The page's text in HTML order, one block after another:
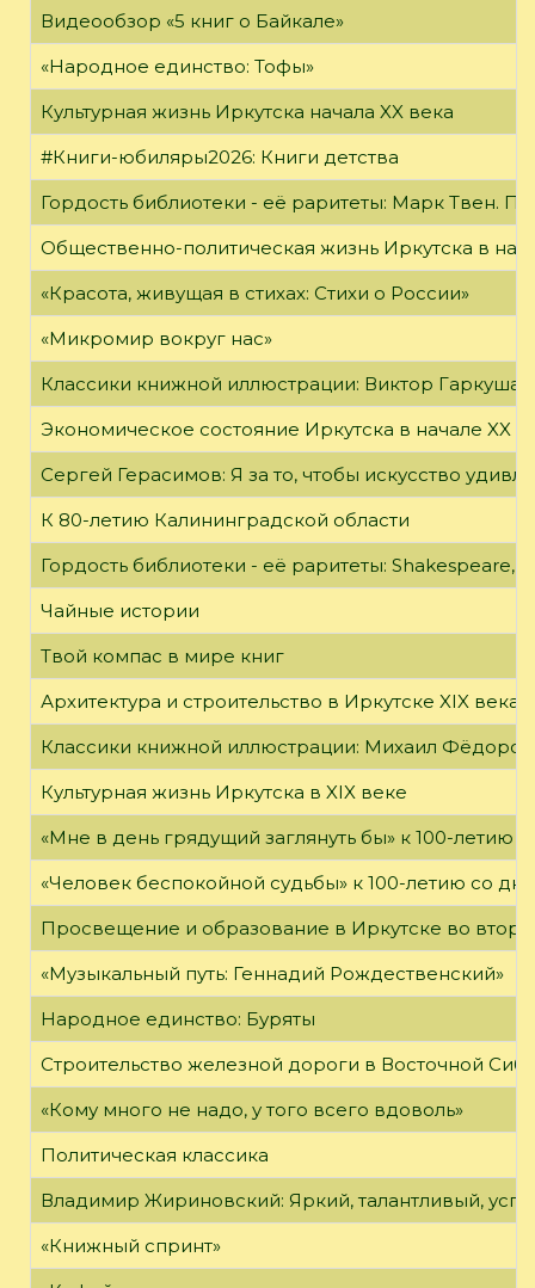
Видеообзор «5 книг о Байкале»
«Народное единство: Тофы»
Культурная жизнь Иркутска начала XX века
#Книги-юбиляры2026: Книги детства
Гордость библиотеки - её раритеты: Марк Твен.
Общественно-политическая жизнь Иркутска в
«Красота, живущая в стихах: Стихи о России»
«Микромир вокруг нас»
Классики книжной иллюстрации: Виктор Гаркуша
Экономическое состояние Иркутска в начале XX
Сергей Герасимов: Я за то, чтобы искусство
К 80-летию Калининградской области
Гордость библиотеки - её раритеты: Shakespeare,
Чайные истории
Твой компас в мире книг
Архитектура и строительство в Иркутске XIX века
Классики книжной иллюстрации: Михаил Фёдоров
Культурная жизнь Иркутска в XIX веке
«Мне в день грядущий заглянуть бы» к 100-летию
«Человек беспокойной судьбы» к 100-летию со
Просвещение и образование в Иркутске во
«Музыкальный путь: Геннадий Рождественский»
Народное единство: Буряты
Строительство железной дороги в Восточной
«Кому много не надо, у того всего вдоволь»
Политическая классика
Владимир Жириновский: Яркий, талантливый,
«Книжный спринт»